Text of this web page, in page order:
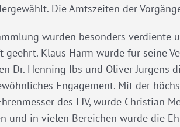
Die Amtszeiten der
wurden besonders verdiente
geehrt. Klaus Harm wurde für seine
Dr. Henning Ibs und Oliver Jürgens
Engagement. Mit der
des LJV, wurde Christian
und in vielen Bereichen wurde die